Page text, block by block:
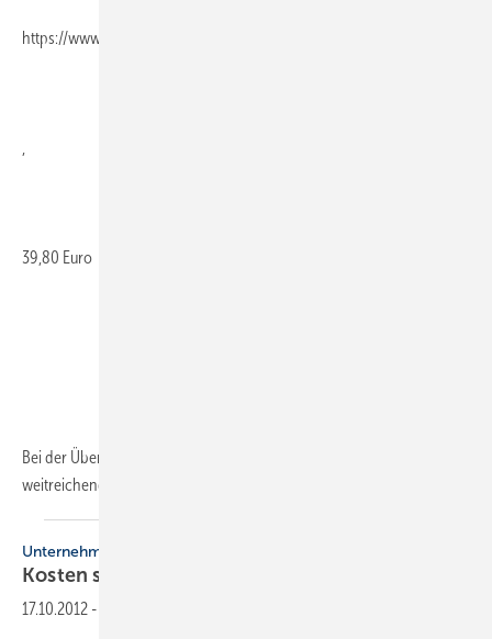
https://www.huethig.de/
39,80 Euro
Bei der Übernahme und Übergabe eines Betriebes müssen
weitreichende Entscheidungen getroffen
Unternehmen
Kosten senken, aber
17.10.2012 -